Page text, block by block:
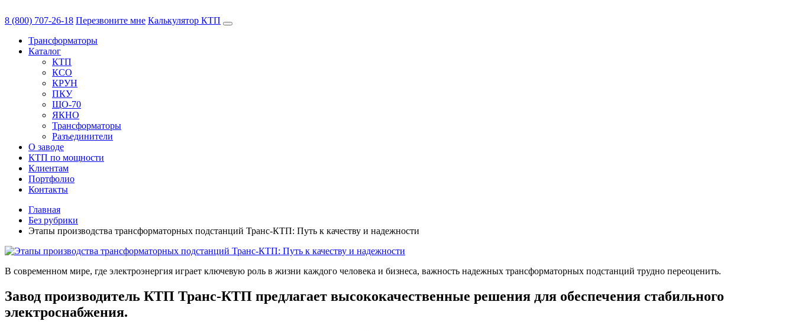
8 (800) 707-26-18 Перезвоните мне Калькулятор КТП
Трансформаторы
Каталог
КТП
КСО
КРУН
ПКУ
ЩО-70
ЯКНО
Трансформаторы
Разъединители
О заводе
КТП по мощности
Клиентам
Портфолио
Контакты
Главная
Без рубрики
Этапы производства трансформаторных подстанций Транс-КТП: Путь к качеству и надежности
В современном мире, где электроэнергия играет ключевую роль в жизни каждого человека и бизнеса, важность надежных трансформаторных подстанций трудно переоценить.
Завод производитель КТП Транс-КТП предлагает высококачественные решения для обеспечения стабильного
электроснабжения.